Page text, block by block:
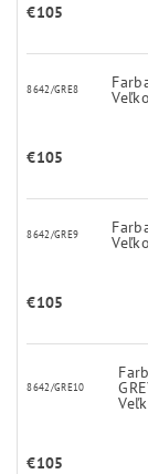
€105
8642/GRE8
€105
8642/GRE9
€105
8642/GRE10
€105